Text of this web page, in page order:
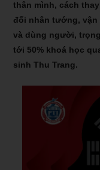
thân mình, cách
đối nhân tướng,
và dùng người,
tới 50% khoá học
sinh Thu Trang.